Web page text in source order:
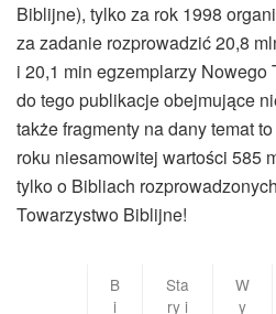
Biblijne), tylko za rok 1998
za zadanie rozprowadzić 20,8
i 20,1 min egzemplarzy Nowego
do tego publikacje obejmujące
także fragmenty na dany temat
roku niesamowitej wartości 585
tylko o Bibliach
Towarzystwo Biblijne!
B
i
Sta
ry i
W
y